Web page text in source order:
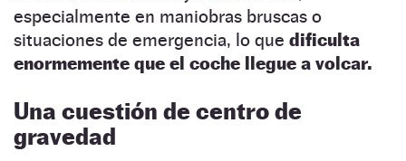
especialmente en maniobras bruscas o
situaciones de emergencia, lo que dificulta
enormemente que el coche llegue a volcar.
Una cuestión de centro de
gravedad